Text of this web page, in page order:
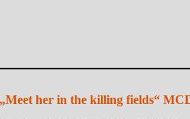
her in the killing fields“